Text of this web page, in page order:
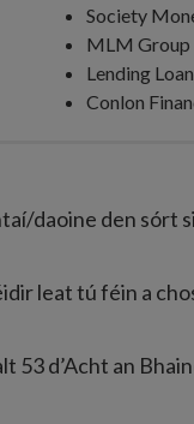
Society
MLM Group
Lending
Conlon
daoine den sórt
leat tú féin a
d’Acht an